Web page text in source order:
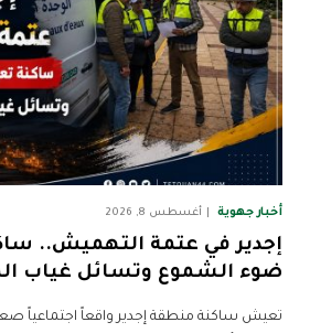
أخبار جهوية أغسطس 8, 2026
إجدير في عتمة التهميش..
ضوء الشموع وتسائل غياب
تعيش ساكنة منطقة إجدير واقعاً اجتماعياً